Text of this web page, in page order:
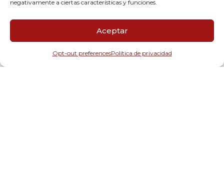
negativamente a ciertas características y funciones.
Aceptar
Opt-out preferencesPolítica de privacidad